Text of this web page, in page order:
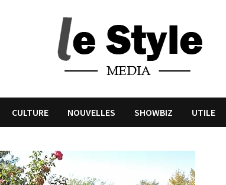
CULTURE NOUVELLES SHOWBIZ UTILE